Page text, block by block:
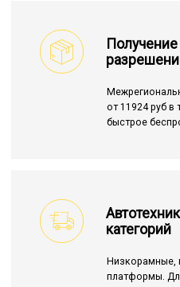
от 11924 руб в
быстрое
категорий
Низкорамные,
платформы.